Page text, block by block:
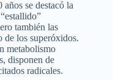
se destacó la
también las
de los superóxidos.
metabolismo
disponen de
radicales.